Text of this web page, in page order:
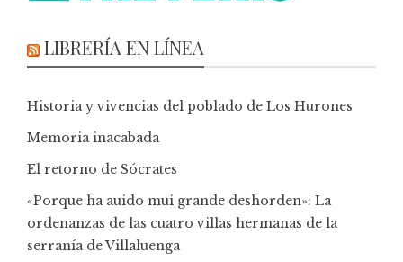
LIBRERÍA EN LÍNEA
Historia y vivencias del poblado de Los Hurones
Memoria inacabada
El retorno de Sócrates
«Porque ha auido mui grande deshorden»: La
ordenanzas de las cuatro villas hermanas de la
serranía de Villaluenga